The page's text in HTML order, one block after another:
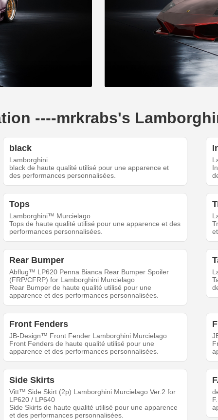
----mrkrabs's
black
Lamborghini
black de haute qualité utilisé pour une apparence et
des performances personnalisées.
Tops
Lamborghini™ Murcielago
Tops de haute qualité utilisé pour une apparence et des
performances personnalisées.
Rear Bumper
Abflug™ LP620 Penna Bianca Rear Bumper Spoiler
(FRP/CFRP) for Lamborghini Murcielago
Rear Bumper de haute qualité utilisé pour une
apparence et des performances personnalisées.
Front Fenders
JB-Design™ Front Fender Lamborghini Murcielago
Front Fenders de haute qualité utilisé pour une
apparence et des performances personnalisées.
Side Skirts
Vitt™ Side Skirt (2p) Lamborghini Murcielago Ver.2 for
LP620 / LP640
Side Skirts de haute qualité utilisé pour une apparence
et des performances personnalisées.